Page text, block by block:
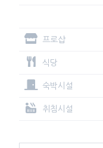
프로샵
식당
숙박시설
취침시설